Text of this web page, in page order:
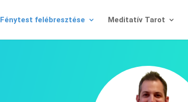
Fénytest felébresztése Meditatív Tarot